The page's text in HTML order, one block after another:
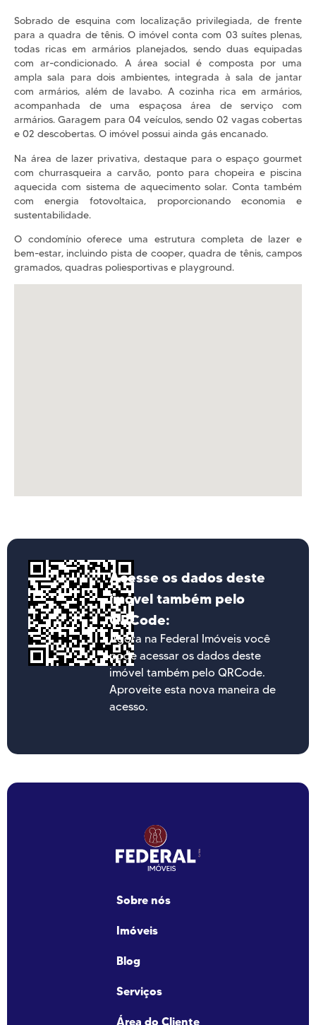
Sobrado de esquina com localização privilegiada, de frente
para a quadra de tênis. O imóvel conta com 03 suítes plenas,
todas ricas em armários planejados, sendo duas equipadas
com ar-condicionado. A área social é composta por uma
ampla sala para dois ambientes, integrada à sala de jantar
com armários, além de lavabo. A cozinha rica em armários,
acompanhada de uma espaçosa área de serviço com
armários. Garagem para 04 veículos, sendo 02 vagas cobertas
e 02 descobertas. O imóvel possui ainda gás encanado.
Na área de lazer privativa, destaque para o espaço gourmet
com churrasqueira a carvão, ponto para chopeira e piscina
aquecida com sistema de aquecimento solar. Conta também
com energia fotovoltaica, proporcionando economia e
sustentabilidade.
O condomínio oferece uma estrutura completa de lazer e
bem-estar, incluindo pista de cooper, quadra de tênis, campos
gramados, quadras poliesportivas e playground.
Acesse os dados deste
imóvel também pelo
QRCode:
Agora na Federal Imóveis você
pode acessar os dados deste
imóvel também pelo QRCode.
Aproveite esta nova maneira de
acesso.
Sobre nós
Imóveis
Blog
Serviços
Área do Cliente